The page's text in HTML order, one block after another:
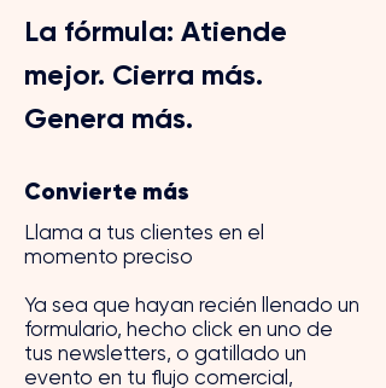
La fórmula: Atiende
mejor. Cierra más.
Genera más.
Convierte más
Llama a tus clientes en el
momento preciso
Ya sea que hayan recién llenado un
formulario, hecho click en uno de
tus newsletters, o gatillado un
evento en tu flujo comercial,